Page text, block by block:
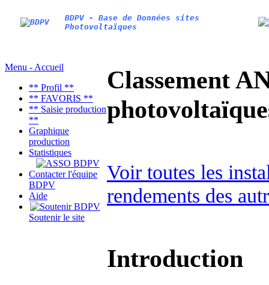
BDPV - Base de Données sites
Photovoltaïques
Menu - Accueil
** Profil **
** FAVORIS **
** Saisie production
**
Graphique
production
Statistiques
Contacter l'équipe
BDPV
Aide
Soutenir le site
Classement
Voir toutes les
rendements des
Introduction